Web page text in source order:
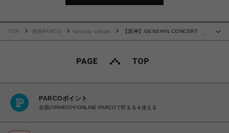
TOP 池袋PARCO fantasy village
【原神】GENSHIN CONCERT
PARCOポイント
全国のPARCOやONLINE PARCOで貯まる＆使える